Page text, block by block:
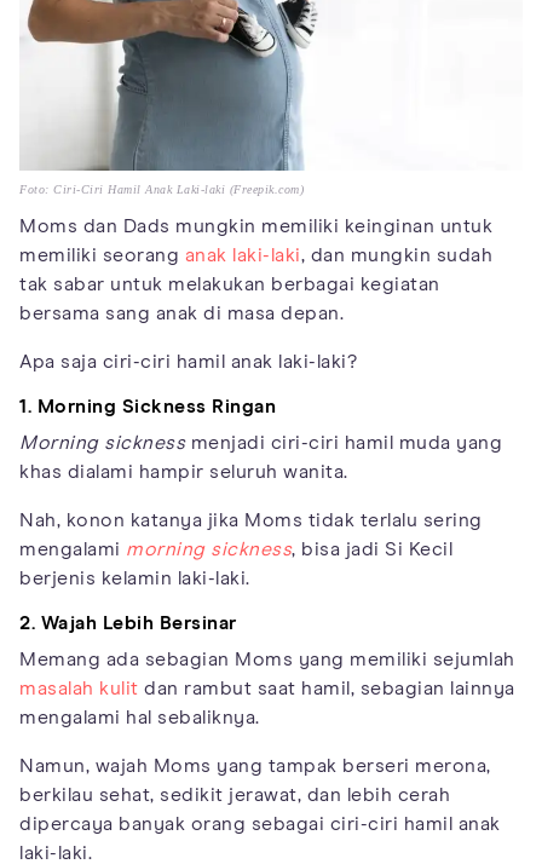
Foto: Ciri-Ciri Hamil Anak Laki-laki (Freepik.com)
Moms dan Dads mungkin memiliki keinginan untuk
memiliki seorang anak laki-laki, dan mungkin sudah
tak sabar untuk melakukan berbagai kegiatan
bersama sang anak di masa depan.
Apa saja ciri-ciri hamil anak laki-laki?
1. Morning Sickness Ringan
Morning sicknessmenjadi ciri-ciri hamil muda yang
khas dialami hampir seluruh wanita.
Nah, konon katanya jika Moms tidak terlalu sering
mengalami morning sickness, bisa jadi Si Kecil
berjenis kelamin laki-laki.
2. Wajah Lebih Bersinar
Memang ada sebagian Moms yang memiliki sejumlah
masalah kulit dan rambut saat hamil, sebagian lainnya
mengalami hal sebaliknya.
Namun, wajah Moms yang tampak berseri merona,
berkilau sehat, sedikit jerawat, dan lebih cerah
dipercaya banyak orang sebagai ciri-ciri hamil anak
laki-laki.